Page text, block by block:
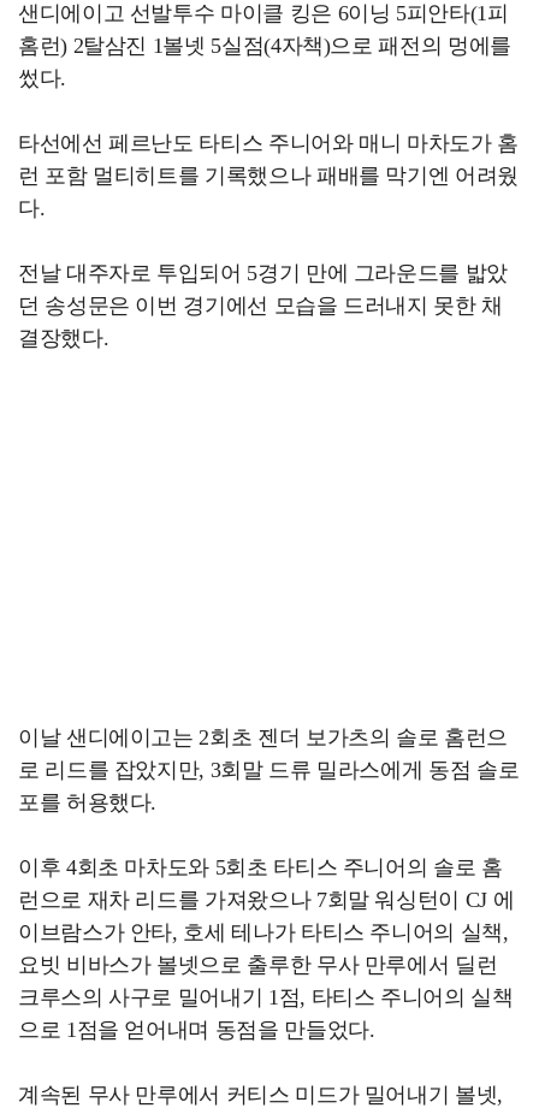
샌디에이고 선발투수 마이클 킹은 6이닝 5피안타(1피
홈런) 2탈삼진 1볼넷 5실점(4자책)으로 패전의 멍에를
썼다.
타선에선 페르난도 타티스 주니어와 매니 마차도가 홈
런 포함 멀티히트를 기록했으나 패배를 막기엔 어려웠
다.
전날 대주자로 투입되어 5경기 만에 그라운드를 밟았
던 송성문은 이번 경기에선 모습을 드러내지 못한 채
결장했다.
이날 샌디에이고는 2회초 젠더 보가츠의 솔로 홈런으
로 리드를 잡았지만, 3회말 드류 밀라스에게 동점 솔로
포를 허용했다.
이후 4회초 마차도와 5회초 타티스 주니어의 솔로 홈
런으로 재차 리드를 가져왔으나 7회말 워싱턴이 CJ 에
이브람스가 안타, 호세 테나가 타티스 주니어의 실책,
요빗 비바스가 볼넷으로 출루한 무사 만루에서 딜런
크루스의 사구로 밀어내기 1점, 타티스 주니어의 실책
으로 1점을 얻어내며 동점을 만들었다.
계속된 무사 만루에서 커티스 미드가 밀어내기 볼넷,